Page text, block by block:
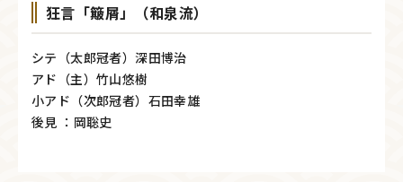
狂言「簸屑」（和泉流）
シテ（太郎冠者）深田博治
アド（主）竹山悠樹
小アド（次郎冠者）石田幸雄
後見 ：岡聡史